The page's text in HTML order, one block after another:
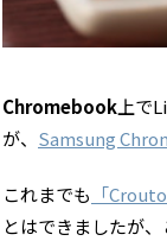
Chromebook上で
が、 Samsung
これまでも 「
とはできましたが